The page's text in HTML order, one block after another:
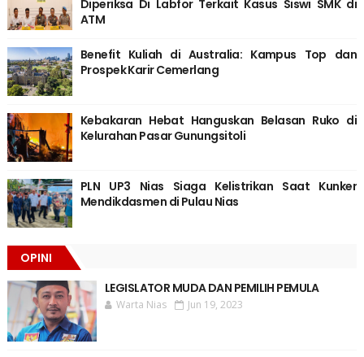
Diperiksa Di Labfor Terkait Kasus Siswi SMK di
ATM
Benefit Kuliah di Australia: Kampus Top dan
Prospek Karir Cemerlang
Kebakaran Hebat Hanguskan Belasan Ruko di
Kelurahan Pasar Gunungsitoli
PLN UP3 Nias Siaga Kelistrikan Saat Kunker
Mendikdasmen di Pulau Nias
OPINI
LEGISLATOR MUDA DAN PEMILIH PEMULA
Warta Nias Jun 19, 2023